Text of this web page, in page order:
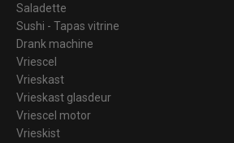
Saladette
Sushi - Tapas vitrine
Drank machine
Vriescel
Vrieskast
Vrieskast glasdeur
Vriescel motor
Vrieskist